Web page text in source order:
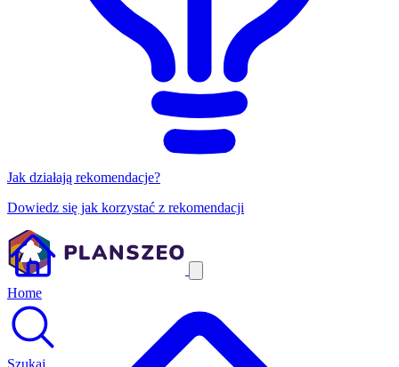
Jak działają rekomendacje?
Dowiedz się jak korzystać z rekomendacji
Home
Szukaj